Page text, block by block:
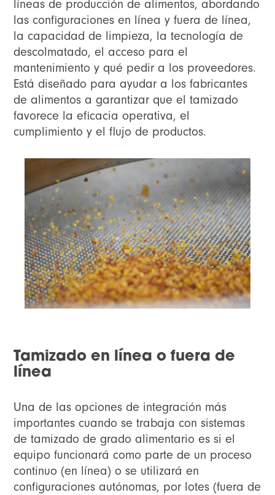
líneas de producción de alimentos, abordando
las configuraciones en línea y fuera de línea,
la capacidad de limpieza, la tecnología de
descolmatado, el acceso para el
mantenimiento y qué pedir a los proveedores.
Está diseñado para ayudar a los fabricantes
de alimentos a garantizar que el tamizado
favorece la eficacia operativa, el
cumplimiento y el flujo de productos.
Tamizado en línea o fuera de
línea
Una de las opciones de integración más
importantes cuando se trabaja con sistemas
de tamizado de grado alimentario es si el
equipo funcionará como parte de un proceso
continuo (en línea) o se utilizará en
configuraciones autónomas, por lotes (fuera de